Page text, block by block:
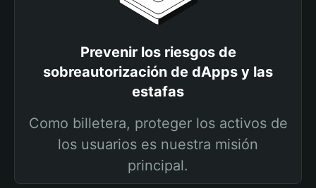
Prevenir los riesgos de
sobreautorización de dApps y las
estafas
Como billetera, proteger los activos de
los usuarios es nuestra misión
principal.